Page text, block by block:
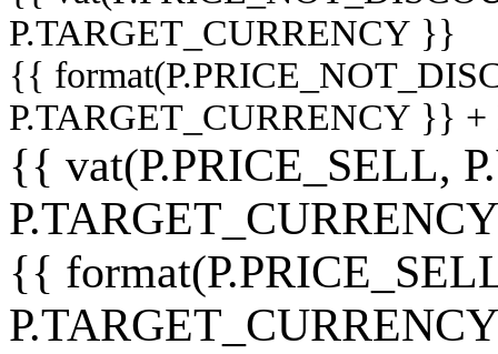
P.TARGET_CURRENCY }}
{{
P.TARGET_CURRENCY }}
{{ vat(P.PRICE_SELL,
{{